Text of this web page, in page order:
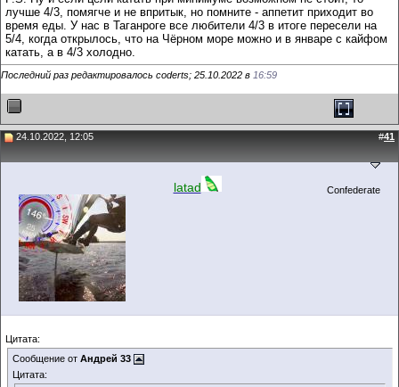
лучше 4/3, помягче и не впритык, но помните - аппетит приходит во
время еды. У нас в Таганроге все любители 4/3 в итоге пересели на
5/4, когда открылось, что на Чёрном море можно и в январе с кайфом
катать, а в 4/3 холодно.
Последний раз редактировалось coderts; 25.10.2022 в 16:59
24.10.2022, 12:05 #41
latad Confederate
Цитата:
Сообщение от Андрей 33
Цитата: